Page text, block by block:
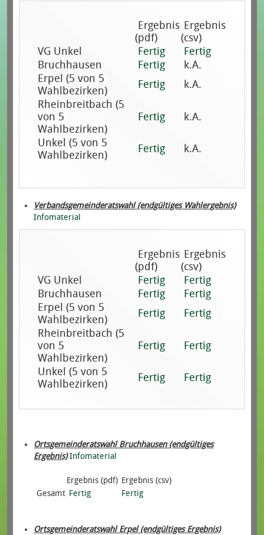
Ergebnis
(pdf)
Ergebnis
(csv)
VG Unkel
Fertig
Fertig
Bruchhausen
Fertig
k.A.
Erpel (5 von 5
Wahlbezirken)
Fertig
k.A.
Rheinbreitbach (5
von 5
Wahlbezirken)
Fertig k.A.
Unkel (5 von 5
Wahlbezirken)
Fertig k.A.
Verbandsgemeinderatswahl (endgültiges Wahlergebnis)
Infomaterial
Ergebnis
(pdf)
Ergebnis
(csv)
VG Unkel
Fertig
Fertig
Bruchhausen
Fertig
Fertig
Erpel (5 von 5
Wahlbezirken)
Fertig
Fertig
Rheinbreitbach (5
von 5
Wahlbezirken)
Fertig Fertig
Unkel (5 von 5
Wahlbezirken)
Fertig Fertig
Ortsgemeinderatswahl Bruchhausen (endgültiges
Ergebnis) Infomaterial
Ergebnis (pdf) Ergebnis (csv)
Gesamt Fertig Fertig
Ortsgemeinderatswahl Erpel (endgültiges Ergebnis)